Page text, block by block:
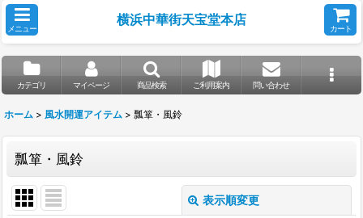
メニュー
横浜中華街天宝堂本店
カート
カテゴリ マイページ 商品検索 ご利用案内 問い合わせ
ホーム > 風水開運アイテム > 瓢箪・風鈴
瓢箪・風鈴
表示順変更